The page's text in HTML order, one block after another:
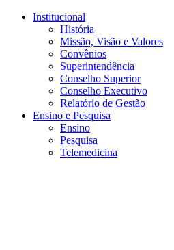
Conteúdo principal
Institucional
História
Missão, Visão e Valores
Convênios
Superintendência
Conselho Superior
Conselho Executivo
Relatório de Gestão
Ensino e Pesquisa
Ensino
Pesquisa
Telemedicina